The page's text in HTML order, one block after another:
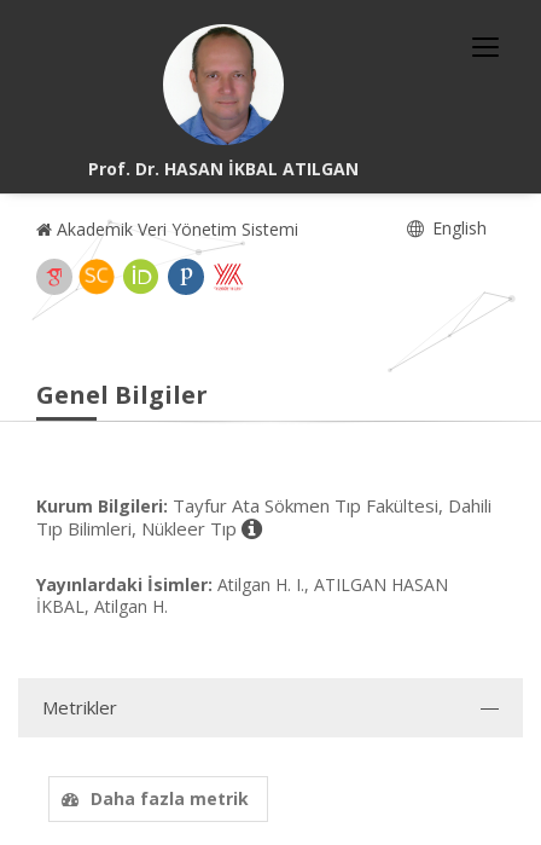
Prof. Dr. HASAN İKBAL ATILGAN
Akademik Veri Yönetim Sistemi English
Genel Bilgiler
Kurum Bilgileri: Tayfur Ata Sökmen Tıp Fakültesi, Dahili
Tıp Bilimleri, Nükleer Tıp
Yayınlardaki İsimler: Atilgan H. I., ATILGAN HASAN
İKBAL, Atilgan H.
Metrikler
Daha fazla metrik